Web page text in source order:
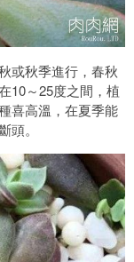
或秋季進行，春秋
10～25度之間，植
喜高溫，在夏季能
。